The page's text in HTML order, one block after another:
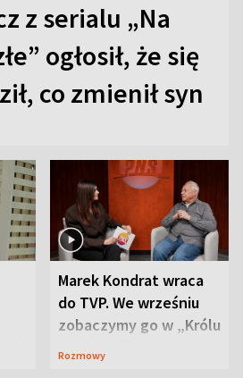
z serialu „Na
ogłosił, że się
co zmienił syn
Marek Kondrat wraca
do TVP. We wrześniu
zobaczymy go w „Królu
Maciusiu I”
Rozmowy